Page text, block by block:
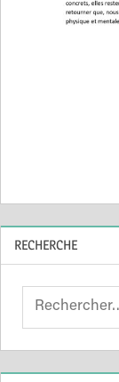
RECHERCHE
Search